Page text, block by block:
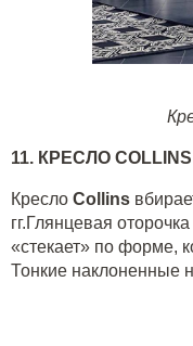
11. КРЕСЛО COLLINS
Кресло Collins
гг.Глянцевая
«стекает» по форме,
Тонкие наклоненные